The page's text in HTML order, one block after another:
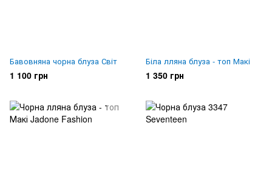
Бавовняна чорна блуза Світ
1 100 грн
Біла лляна блуза - топ Макі
1 350 грн